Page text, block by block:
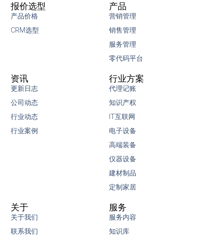
产品
营销管理
销售管理
服务管理
零代码平台
报价选型
产品价格
CRM选型
行业方案
代理记账
知识产权
IT互联网
电子设备
高端装备
仪器设备
建材制品
定制家居
资讯
更新日志
公司动态
行业动态
行业案例
服务
服务内容
知识库
关于
关于我们
联系我们